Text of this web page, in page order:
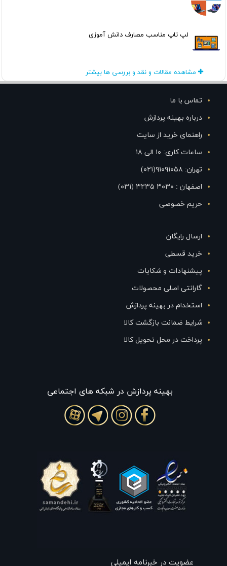
لپ تاپ مناسب مصارف دانش آموزی
مشاهده مقالات و نقد و بررسی ها بیشتر
تماس با ما
درباره بهینه پردازش
راهنمای خرید از سایت
ساعات کاری: ۱۰ الی ۱۸
تهران: ۹۱۰۹۱۰۵۸(۰۲۱)
اصفهان : ۳۰۳۰ ۳۲۳۵ (۰۳۱)
حریم خصوصی
ارسال رایگان
خرید قسطی
پیشنهادات و شکایات
گارانتی اصلی محصولات
استخدام در بهینه پردازش
شرایط ضمانت بازگشت کالا
پرداخت در محل تحویل کالا
بهينه پردازش در شبکه های اجتماعی
عضویت در خبرنامه ایمیلی